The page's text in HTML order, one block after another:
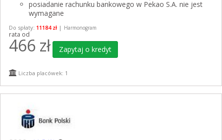
posiadanie rachunku bankowego w Pekao S.A. nie jest
wymagane
Do spłaty: 11184 zł | Harmonogram
rata od
466 zł Zapytaj o kredyt
Liczba placówek: 1